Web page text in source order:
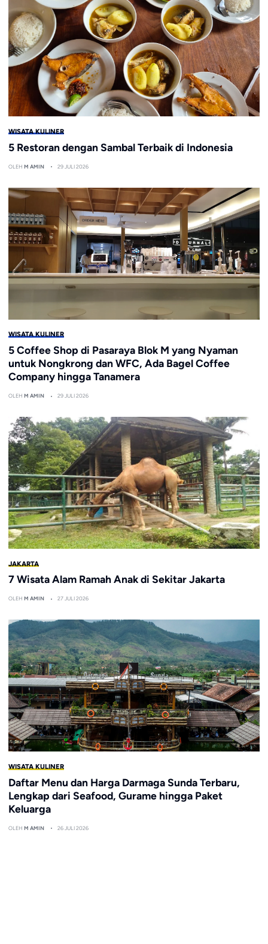
WISATA KULINER
5 Restoran dengan Sambal Terbaik di Indonesia
OLEH M AMIN 29 JULI 2026
WISATA KULINER
5 Coffee Shop di Pasaraya Blok M yang Nyaman
untuk Nongkrong dan WFC, Ada Bagel Coffee
Company hingga Tanamera
OLEH M AMIN 29 JULI 2026
JAKARTA
7 Wisata Alam Ramah Anak di Sekitar Jakarta
OLEH M AMIN 27 JULI 2026
WISATA KULINER
Daftar Menu dan Harga Darmaga Sunda Terbaru,
Lengkap dari Seafood, Gurame hingga Paket
Keluarga
OLEH M AMIN 26 JULI 2026